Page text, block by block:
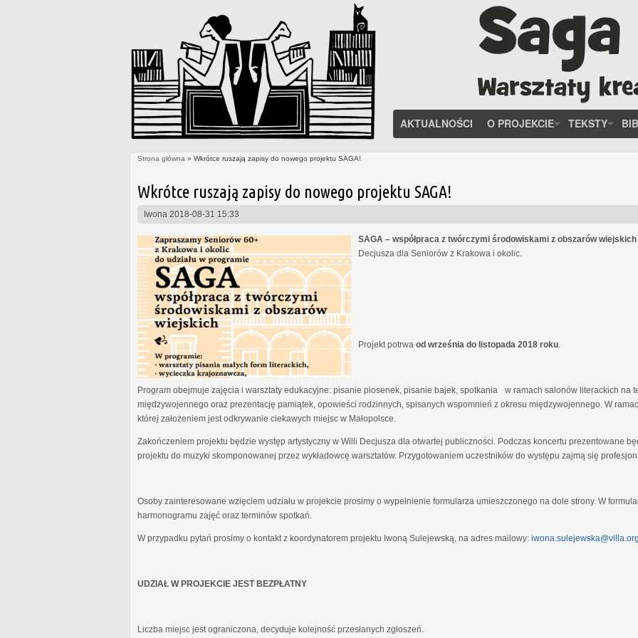
AKTUALNOŚCI O PROJEKCIE TEKSTY
Strona główna » Wkrótce ruszają zapisy do nowego projektu SAGA!
Wkrótce ruszają zapisy do nowego projektu SAGA!
Iwona 2018-08-31 15:33
SAGA – współpraca z twórczymi środowiskami z obszarów wiejskich
Decjusza dla Seniorów z Krakowa i okolic.
Projekt potrwa od września do listopada 2018 roku
Program obejmuje zajęcia i warsztaty edukacyjne: pisanie piosenek, pisanie bajek, spotkania w ramach salonów literackich na
międzywojennego oraz prezentację pamiątek, opowieści rodzinnych, spisanych wspomnień z okresu międzywojennego. W
której założeniem jest odkrywanie ciekawych miejsc w Małopolsce.
Zakończeniem projektu będzie występ artystyczny w Willi Decjusza dla otwartej publiczności. Podczas koncertu prezentowane
projektu do muzyki skomponowanej przez wykładowcę warsztatów. Przygotowaniem uczestników do występu zajmą się
Osoby zainteresowane wzięciem udziału w projekcie prosimy o wypełnienie formularza umieszczonego na dole strony. W
harmonogramu zajęć oraz terminów spotkań.
W przypadku pytań prosimy o kontakt z koordynatorem projektu Iwoną Sulejewską, na adres mailowy:
UDZIAŁ W PROJEKCIE JEST BEZPŁATNY
Liczba miejsc jest ograniczona, decyduje kolejność przesłanych zgłoszeń.